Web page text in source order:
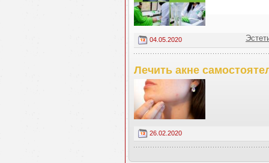
04.05.2020
Лечить акне
26.02.2020